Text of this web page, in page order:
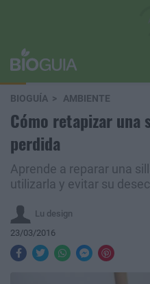
BIOGUÍA AMBIENTE
Cómo retapizar una
perdida
Aprende a reparar una
utilizarla y evitar su
Lu design
23/03/2016